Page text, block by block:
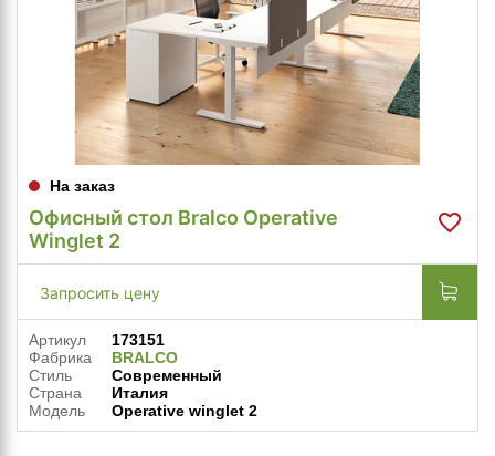
На заказ
Офисный стол Bralco Operative
Winglet 2
Запросить цену
Артикул
173151
Фабрика
BRALCO
Стиль
Современный
Страна
Италия
Модель
Operative winglet 2